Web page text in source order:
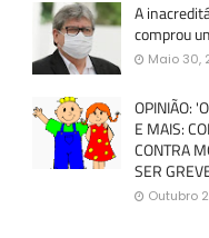
A
comprou
Maio 30,
OPINIÃO:
E MAIS:
CONTRA
SER
Outubro